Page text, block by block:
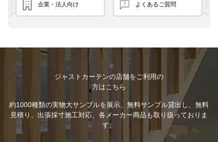
企業・法人向け よくあるご質問
ジャストカーテンの店舗をご利用の
方はこちら
約1000種類の実物大サンプルを展示、無料サンプル貸出し、無料
見積り、出張採寸施工対応、各メーカー商品も取り扱っておりま
す。